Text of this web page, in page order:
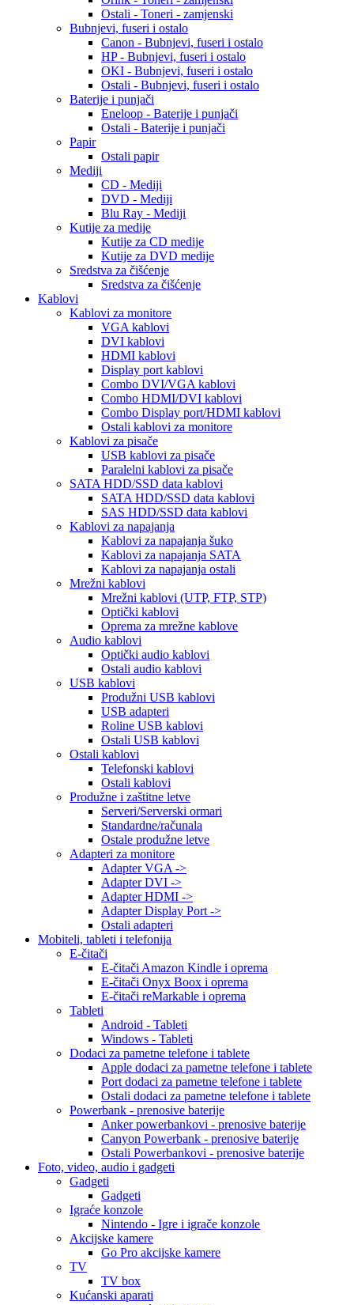
Ostali - Toneri - zamjenski
Bubnjevi, fuseri i ostalo
Canon - Bubnjevi, fuseri i ostalo
HP - Bubnjevi, fuseri i ostalo
OKI - Bubnjevi, fuseri i ostalo
Ostali - Bubnjevi, fuseri i ostalo
Baterije i punjači
Eneloop - Baterije i punjači
Ostali - Baterije i punjači
Papir
Ostali papir
Mediji
CD - Mediji
DVD - Mediji
Blu Ray - Mediji
Kutije za medije
Kutije za CD medije
Kutije za DVD medije
Sredstva za čišćenje
Sredstva za čišćenje
Kablovi
Kablovi za monitore
VGA kablovi
DVI kablovi
HDMI kablovi
Display port kablovi
Combo DVI/VGA kablovi
Combo HDMI/DVI kablovi
Combo Display port/HDMI kablovi
Ostali kablovi za monitore
Kablovi za pisače
USB kablovi za pisače
Paralelni kablovi za pisače
SATA HDD/SSD data kablovi
SATA HDD/SSD data kablovi
SAS HDD/SSD data kablovi
Kablovi za napajanja
Kablovi za napajanja šuko
Kablovi za napajanja SATA
Kablovi za napajanja ostali
Mrežni kablovi
Mrežni kablovi (UTP, FTP, STP)
Optički kablovi
Oprema za mrežne kablove
Audio kablovi
Optički audio kablovi
Ostali audio kablovi
USB kablovi
Produžni USB kablovi
USB adapteri
Roline USB kablovi
Ostali USB kablovi
Ostali kablovi
Telefonski kablovi
Ostali kablovi
Produžne i zaštitne letve
Serveri/Serverski ormari
Standardne/računala
Ostale produžne letve
Adapteri za monitore
Adapter VGA ->
Adapter DVI ->
Adapter HDMI ->
Adapter Display Port ->
Ostali adapteri
Mobiteli, tableti i telefonija
E-čitači
E-čitači Amazon Kindle i oprema
E-čitači Onyx Boox i oprema
E-čitači reMarkable i oprema
Tableti
Android - Tableti
Windows - Tableti
Dodaci za pametne telefone i tablete
Apple dodaci za pametne telefone i tablete
Port dodaci za pametne telefone i tablete
Ostali dodaci za pametne telefone i tablete
Powerbank - prenosive baterije
Anker powerbankovi - prenosive baterije
Canyon Powerbank - prenosive baterije
Ostali Powerbankovi - prenosive baterije
Foto, video, audio i gadgeti
Gadgeti
Gadgeti
Igraće konzole
Nintendo - Igre i igrače konzole
Akcijske kamere
Go Pro akcijske kamere
TV
TV box
Kućanski aparati